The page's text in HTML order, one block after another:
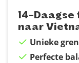
14-Daagse
naar
Unieke
Perfecte